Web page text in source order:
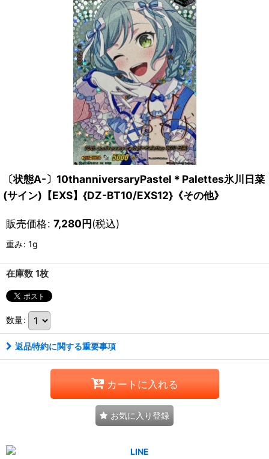
〔状態A-〕10thanniversaryPastel＊Palettes氷川日菜
(サイン)【EXS】{DZ-BT10/EXS12}《その他》
販売価格: 7,280円(税込)
重み: 1g
在庫数 1枚
数量:
返品特約に関する重要事項
カートに入れる
お気に入り登録